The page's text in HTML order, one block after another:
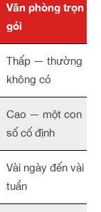
Văn phòng trọn
gói
Thấp — thường
không có
Cao — một con
số cố định
Vài ngày đến vài
tuần